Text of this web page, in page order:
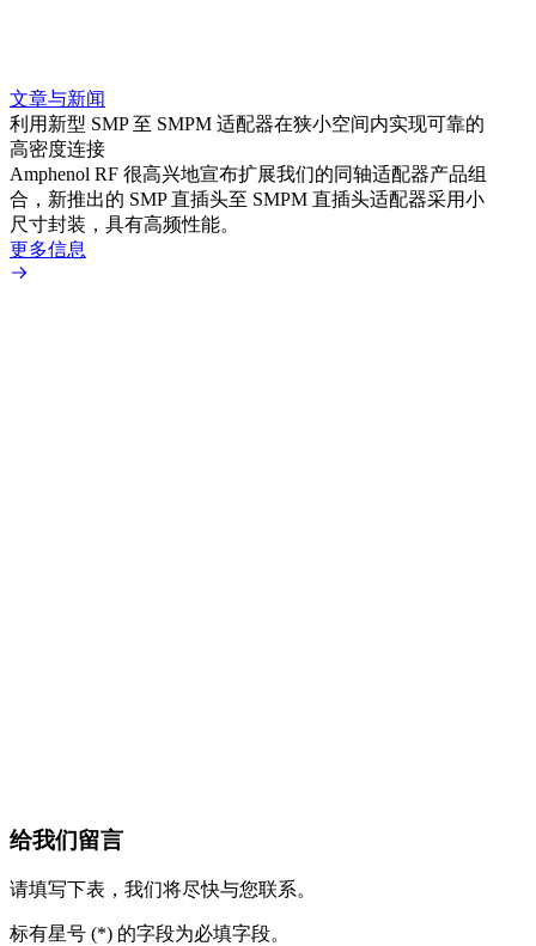
文章与新闻
利用新型 SMP 至 SMPM 适配器在狭小空间内实现可靠的
高密度连接
Amphenol RF 很高兴地宣布扩展我们的同轴适配器产品组
合，新推出的 SMP 直插头至 SMPM 直插头适配器采用小
尺寸封装，具有高频性能。
更多信息
给我们留言
请填写下表，我们将尽快与您联系。
标有星号 (*) 的字段为必填字段。